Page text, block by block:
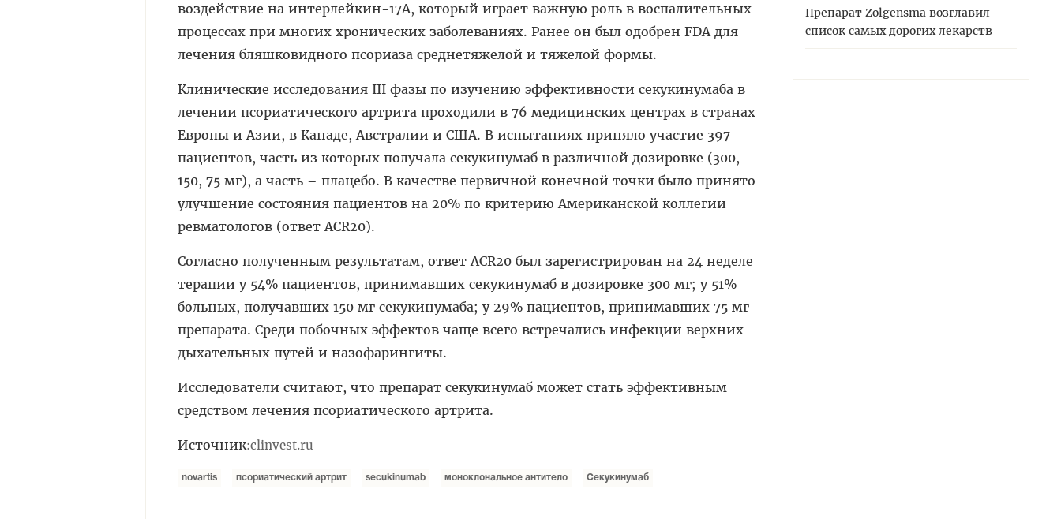
воздействие на интерлейкин-17A, который играет важную роль в воспалительных
процессах при многих хронических заболеваниях. Ранее он был одобрен FDA для
лечения бляшковидного псориаза среднетяжелой и тяжелой формы.
Клинические исследования III фазы по изучению эффективности секукинумаба в
лечении псориатического артрита проходили в 76 медицинских центрах в странах
Европы и Азии, в Канаде, Австралии и США. В испытаниях приняло участие 397
пациентов, часть из которых получала секукинумаб в различной дозировке (300,
150, 75 мг), а часть – плацебо. В качестве первичной конечной точки было принято
улучшение состояния пациентов на 20% по критерию Американской коллегии
ревматологов (ответ ACR20).
Согласно полученным результатам, ответ ACR20 был зарегистрирован на 24 неделе
терапии у 54% пациентов, принимавших секукинумаб в дозировке 300 мг; у 51%
больных, получавших 150 мг секукинумаба; у 29% пациентов, принимавших 75 мг
препарата. Среди побочных эффектов чаще всего встречались инфекции верхних
дыхательных путей и назофарингиты.
Исследователи считают, что препарат секукинумаб может стать эффективным
средством лечения псориатического артрита.
Источник:clinvest.ru
novartis псориатический артрит secukinumab моноклональное антитело Секукинумаб
Препарат Zolgensma возглавил
список самых дорогих лекарств